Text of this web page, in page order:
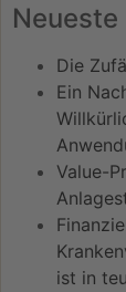
Die
Ein
Value-
ist in